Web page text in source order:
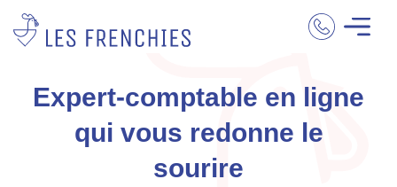
Expert-comptable en ligne
qui vous redonne le
sourire